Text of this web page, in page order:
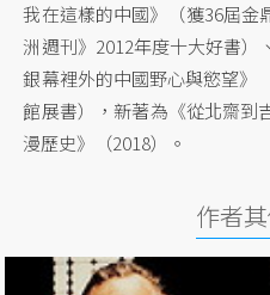
我在這樣的中國》（獲36屆金
洲週刊》2012年度十大好書
銀幕裡外的中國野心與慾望》
館展書），新著為《從北齋到
漫歷史》（2018）。
作者